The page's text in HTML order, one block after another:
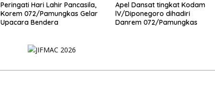
Peringati Hari Lahir Pancasila,
Korem 072/Pamungkas Gelar
Upacara Bendera
Apel Dansat tingkat Kodam
lV/Diponegoro dihadiri
Danrem 072/Pamungkas